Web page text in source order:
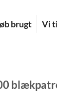
brugt Vi